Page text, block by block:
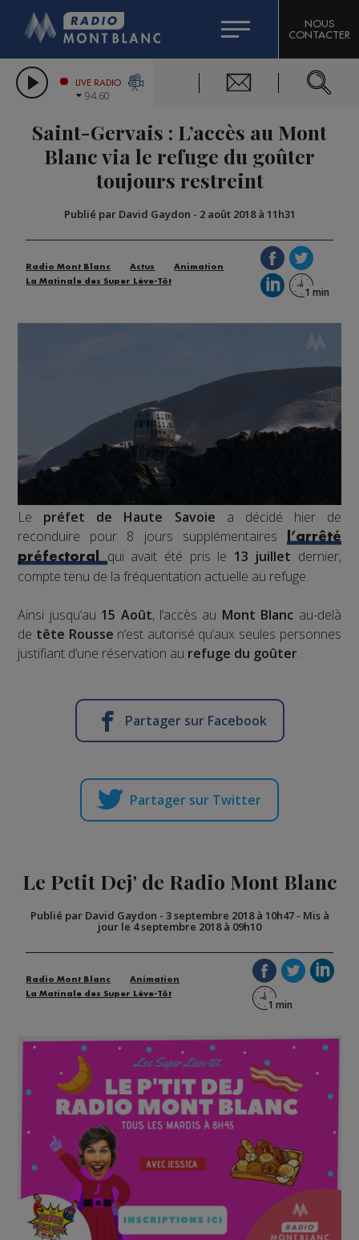
LES CHRONIQUES DE L'EXPERT
CITIZEN MACHINERY
GRAND MASSIF DOMAINES SKIABLES
BIGARD
COMPAGNIE DU MONT-BLANC
NOUS
CONTACTER
LIVE RADIO
94.60
Saint-Gervais : L’accès au Mont
Blanc via le refuge du goûter
toujours restreint
Publié par David Gaydon - 2 août 2018 à 11h31
Radio Mont Blanc Actus
Animation
La Matinale des Super Lève-Tôt
Le préfet de Haute Savoie a décidé hier de
reconduire pour 8 jours supplémentaires
l’arrêté
préfectoral qui avait été pris le 13 juillet dernier,
compte tenu de la fréquentation actuelle au refuge.
Ainsi jusqu’au 15 Août, l’accès au Mont Blanc au-delà
de tête Rousse n’est autorisé qu’aux seules personnes
justifiant d’une réservation au refuge du goûter.
Partager sur Facebook
Partager sur Twitter
Le Petit Dej' de Radio Mont Blanc
Publié par David Gaydon - 3 septembre 2018 à 10h47- Mis à
jour le 4 septembre 2018 à 09h10
Radio Mont Blanc
Animation
La Matinale des Super Lève-Tôt